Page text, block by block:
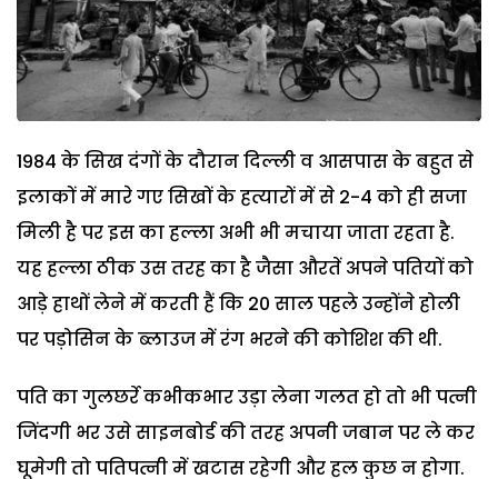
1984 के सिख दंगों के दौरान दिल्ली व आसपास के बहुत से
इलाकों में मारे गए सिखों के हत्यारों में से 2-4 को ही सजा
मिली है पर इस का हल्ला अभी भी मचाया जाता रहता है.
यह हल्ला ठीक उस तरह का है जैसा औरतें अपने पतियों को
आड़े हाथों लेने में करती हैं कि 20 साल पहले उन्होंने होली
पर पड़ोसिन के ब्लाउज में रंग भरने की कोशिश की थी.
पति का गुलछर्रे कभीकभार उड़ा लेना गलत हो तो भी पत्नी
जिंदगी भर उसे साइनबोर्ड की तरह अपनी जबान पर ले कर
घूमेगी तो पतिपत्नी में खटास रहेगी और हल कुछ न होगा.